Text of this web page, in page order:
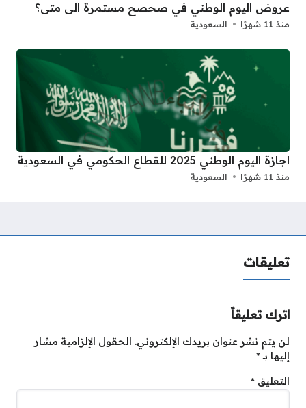
عروض اليوم الوطني في صحصح مستمرة الى متى؟
منذ 11 شهرًا السعودية
اجازة اليوم الوطني 2025 للقطاع الحكومي في السعودية
منذ 11 شهرًا السعودية
تعليقات
اترك تعليقاً
لن يتم نشر عنوان بريدك الإلكتروني.
الحقول الإلزامية مشار
إليها بـ*
التعليق *